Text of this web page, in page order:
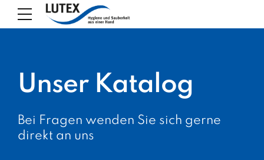
Unser Katalog
Bei Fragen wenden Sie sich gerne
direkt an uns